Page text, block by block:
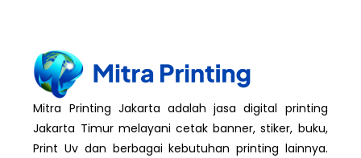
Mitra Printing Jakarta adalah jasa digital printing
Jakarta Timur melayani cetak banner, stiker, buku,
Print Uv dan berbagai kebutuhan printing lainnya.